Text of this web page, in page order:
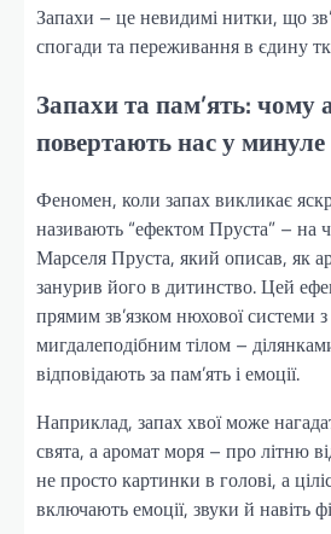
Запахи – це невидимі нитки, що
спогади та переживання в єдину
Запахи та пам’ять: чому
повертають нас у минуле
Феномен, коли запах викликає
називають “ефектом Пруста” – на
Марселя Пруста, який описав, як
занурив його в дитинство. Цей
прямим зв’язком нюхової системи
мигдалеподібним тілом –
відповідають за пам’ять і емоції.
Наприклад, запах хвої може
свята, а аромат моря – про літню
не просто картинки в голові, а
включають емоції, звуки й навіть